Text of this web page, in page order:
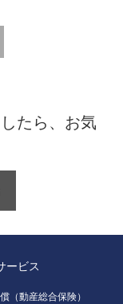
たら、お気
ービス
（動産総合保険）